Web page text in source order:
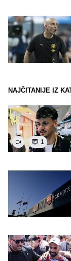
NAJČITANIJE IZ
1